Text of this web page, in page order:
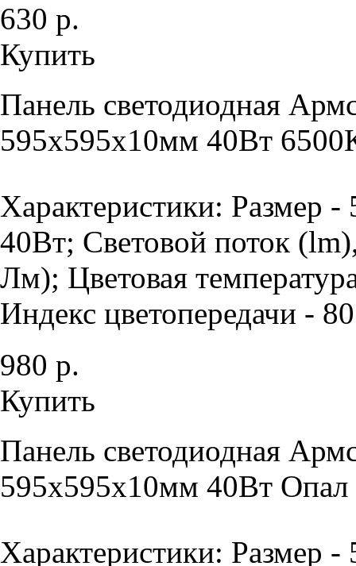
630 р.
Купить
Панель светодиодная
595х595х10мм 40Вт
Характеристики: Размер
40Вт; Световой поток
Лм); Цветовая
Индекс цветопередачи -
980 р.
Купить
Панель светодиодная
595х595х10мм 40Вт
Характеристики: Размер